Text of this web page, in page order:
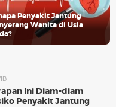
Penyakit Jantung
Wanita di Usia
Ini Diam-diam
Penyakit Jantung